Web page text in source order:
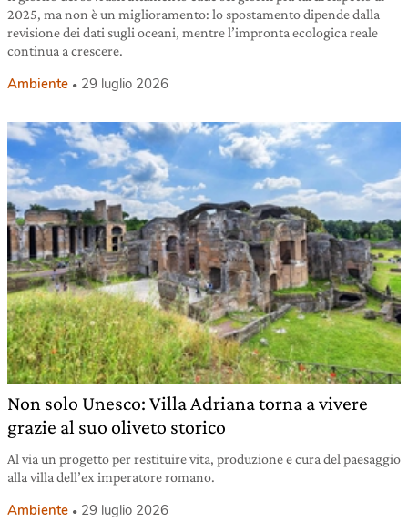
2025, ma non è un miglioramento: lo spostamento dipende dalla
revisione dei dati sugli oceani, mentre l’impronta ecologica reale
continua a crescere.
Ambiente 29 luglio 2026
Non solo Unesco: Villa Adriana torna a vivere
grazie al suo oliveto storico
Al via un progetto per restituire vita, produzione e cura del paesaggio
alla villa dell’ex imperatore romano.
Ambiente 29 luglio 2026